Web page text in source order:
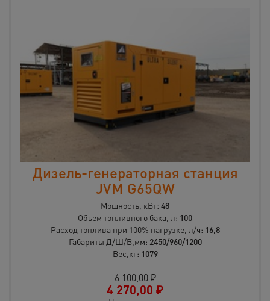
Дизель-генераторная станция
JVM G65QW
Мощность, кВт: 48
Объем топливного бака, л: 100
Расход топлива при 100% нагрузке, л/ч: 16,8
Габариты Д/Ш/В,мм: 2450/960/1200
Вес,кг: 1079
6 100,00 ₽
4 270,00 ₽